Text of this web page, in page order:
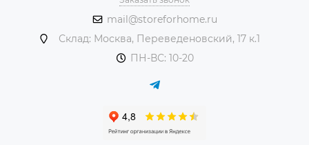
mail@storeforhome.ru
Склад: Москва, Переведеновский, 17 к.1
ПН-ВС: 10-20